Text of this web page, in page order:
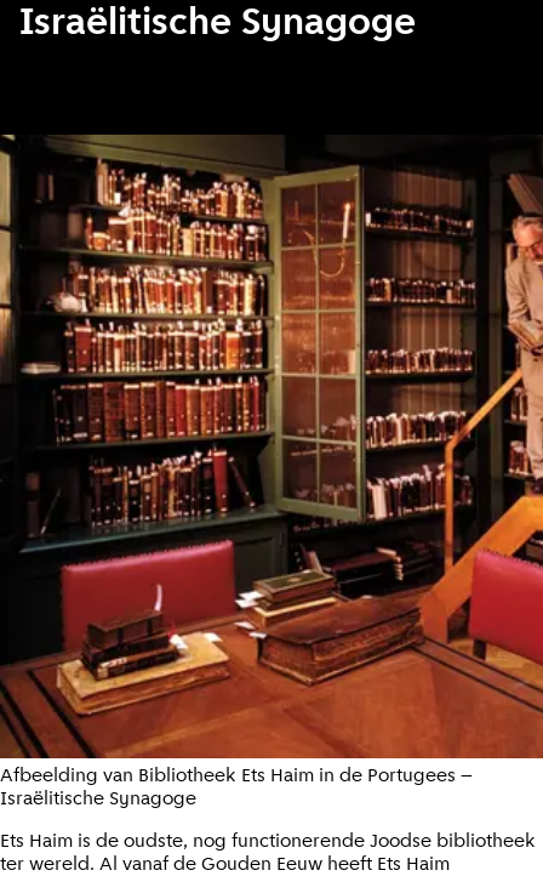
Israëlitische Synagoge
Afbeelding van Bibliotheek Ets Haim in de Portugees –
Israëlitische Synagoge
Ets Haim is de oudste, nog functionerende Joodse bibliotheek
ter wereld. Al vanaf de Gouden Eeuw heeft Ets Haim